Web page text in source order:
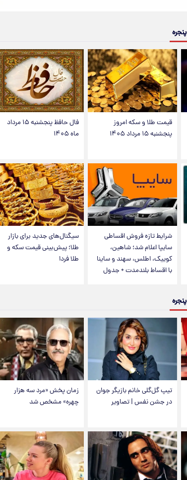
پنجره
قیمت طلا و سکه امروز
پنجشنبه ۱۵ مرداد ۱۴۰۵
فال حافظ پنجشنبه ۱۵ مرداد
ماه ۱۴۰۵
شرایط تازه فروش اقساطی
سایپا اعلام شد؛ شاهین،
کوییک، اطلس، سهند و ساینا
با اقساط بلندمدت + جدول
سیگنال‌های جدید برای بازار
طلا؛ پیش‌بینی قیمت سکه و
طلا فردا
پنجره
تیپ گل‌گلی خانم بازیگر جوان
در جشن نفس | تصاویر
زمان پخش «مرد سه هزار
چهره» مشخص شد